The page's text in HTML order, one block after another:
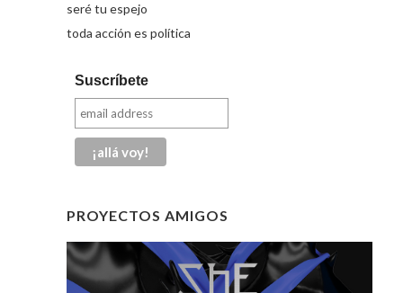
seré tu espejo
toda acción es política
Suscríbete
PROYECTOS AMIGOS